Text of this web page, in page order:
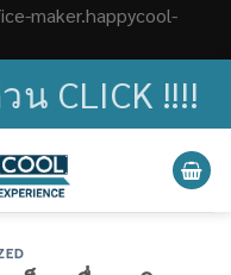
maker.happycool-
CLICK !!!!